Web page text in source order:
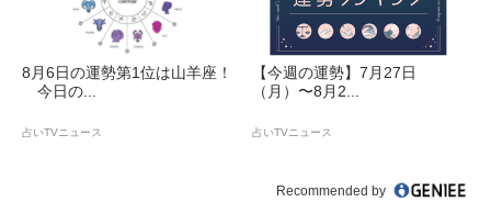
8月6日の運勢第1位は山羊座！
今日の...
占いTVニュース
【今週の運勢】7月27日
（月）〜8月2...
占いTVニュース
Recommended by